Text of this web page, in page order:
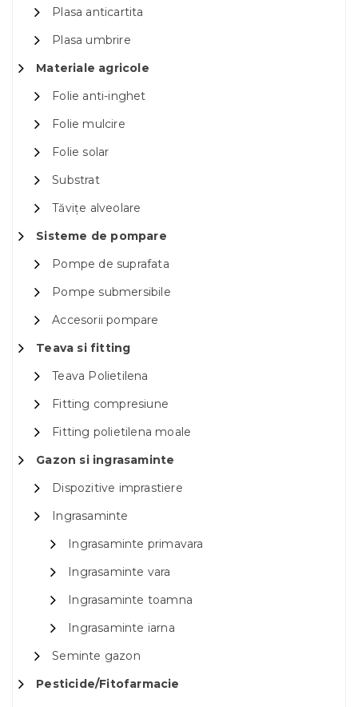
Plasa anticartita
Plasa umbrire
Materiale agricole
Folie anti-inghet
Folie mulcire
Folie solar
Substrat
Tăvițe alveolare
Sisteme de pompare
Pompe de suprafata
Pompe submersibile
Accesorii pompare
Teava si fitting
Teava Polietilena
Fitting compresiune
Fitting polietilena moale
Gazon si ingrasaminte
Dispozitive imprastiere
Ingrasaminte
Ingrasaminte primavara
Ingrasaminte vara
Ingrasaminte toamna
Ingrasaminte iarna
Seminte gazon
Pesticide/Fitofarmacie